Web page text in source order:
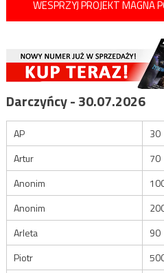
WESPRZYJ PROJEKT MAGNA
Darczyńcy - 30.07.2026
AP
30
Artur
70
Anonim
Anonim
Arleta
90
Piotr